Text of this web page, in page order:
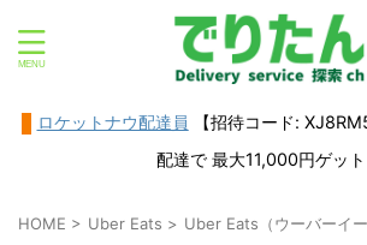
ロケットナウ配達員 【招待コード:
配達で 最大11,000円ゲット
HOME > Uber Eats > Uber Eats（ウーバーイ